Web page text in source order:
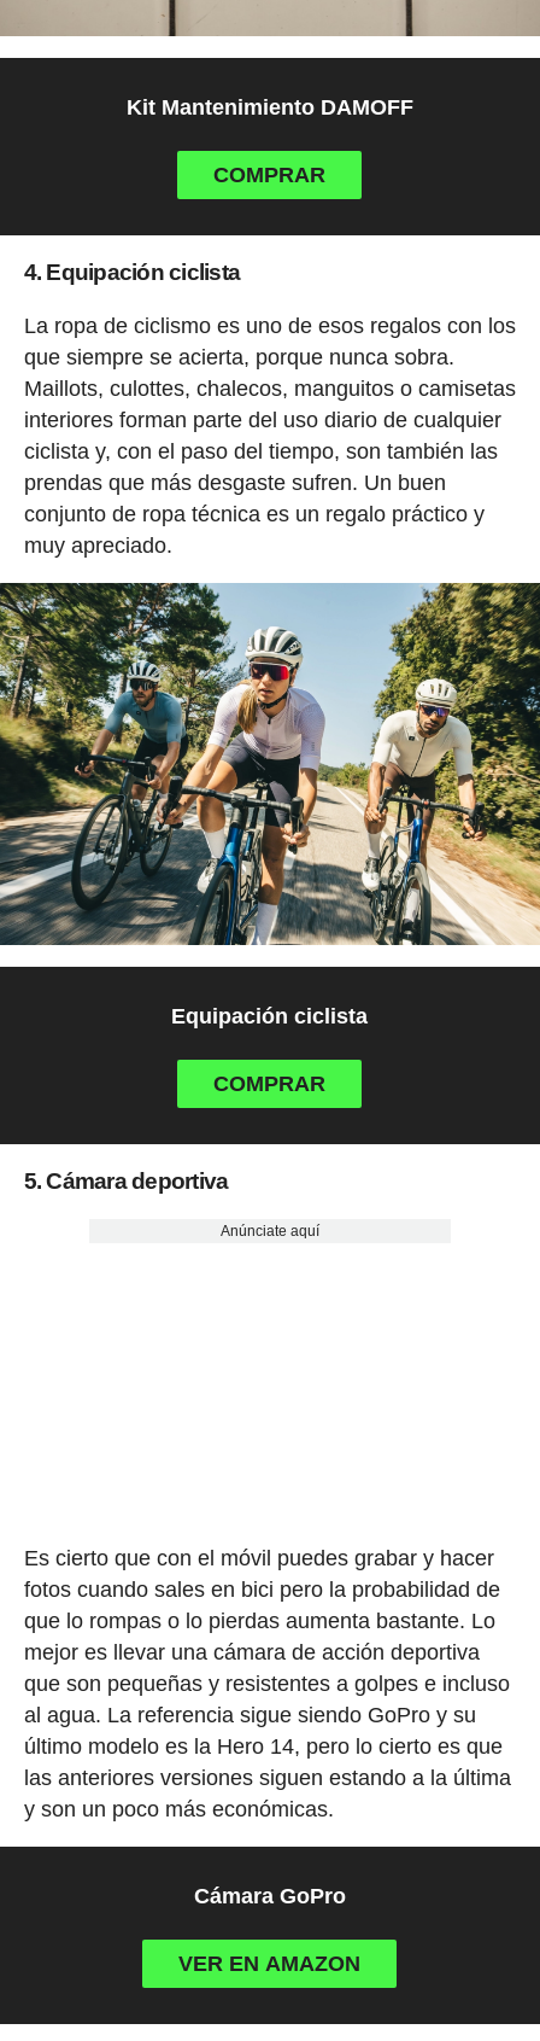
Kit Mantenimiento DAMOFF
COMPRAR
4. Equipación ciclista
La ropa de ciclismo es uno de esos regalos con los
que siempre se acierta, porque nunca sobra.
Maillots, culottes, chalecos, manguitos o camisetas
interiores forman parte del uso diario de cualquier
ciclista y, con el paso del tiempo, son también las
prendas que más desgaste sufren. Un buen
conjunto de ropa técnica es un regalo práctico y
muy apreciado.
Equipación ciclista
COMPRAR
5. Cámara deportiva
Anúnciate aquí
Es cierto que con el móvil puedes grabar y hacer
fotos cuando sales en bici pero la probabilidad de
que lo rompas o lo pierdas aumenta bastante. Lo
mejor es llevar una cámara de acción deportiva
que son pequeñas y resistentes a golpes e incluso
al agua. La referencia sigue siendo GoPro y su
último modelo es la Hero 14, pero lo cierto es que
las anteriores versiones siguen estando a la última
y son un poco más económicas.
Cámara GoPro
VER EN AMAZON